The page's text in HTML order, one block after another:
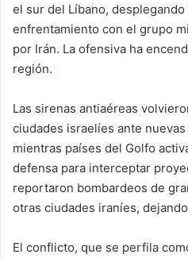
el sur del Líbano,
enfrentamiento con el grupo
por Irán. La ofensiva ha
región.
Las sirenas antiaéreas
ciudades israelíes ante
mientras países del Golfo
defensa para interceptar
reportaron bombardeos de
otras ciudades iraníes,
El conflicto, que se perfila